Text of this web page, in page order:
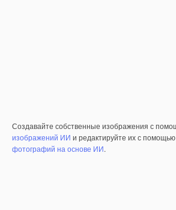
Создавайте собственные изображения с
изображений ИИ и редактируйте их с
фотографий на основе ИИ.